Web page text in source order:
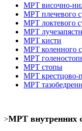
МРТ височно-
МРТ плечевого
МРТ локтевого
МРТ
МРТ кисти
МРТ коленного
МРТ
МРТ стопы
МРТ крестцово-
МРТ
>МРТ внутренних